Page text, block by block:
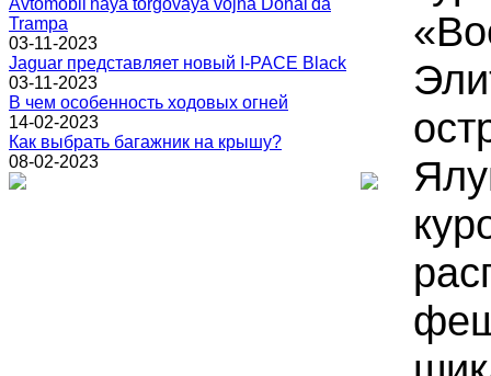
Avtomobil'naya torgovaya vojna Donal'da
Trampa
03-11-2023
Jaguar представляет новый I-PACE Black
03-11-2023
В чем особенность ходовых огней
14-02-2023
Как выбрать багажник на крышу?
08-02-2023